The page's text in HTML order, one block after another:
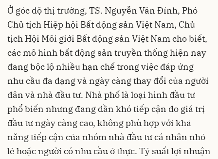
Ở góc độ thị trường, TS. Nguyễn Văn Đính, Phó
Chủ tịch Hiệp hội Bất động sản Việt Nam, Chủ
tịch Hội Môi giới Bất động sản Việt Nam cho biết,
các mô hình bất động sản truyền thống hiện nay
đang bộc lộ nhiều hạn chế trong việc đáp ứng
nhu cầu đa dạng và ngày càng thay đổi của người
dân và nhà đầu tư. Nhà phố là loại hình đầu tư
phổ biến nhưng đang dần khó tiếp cận do giá trị
đầu tư ngày càng cao, không phù hợp với khả
năng tiếp cận của nhóm nhà đầu tư cá nhân nhỏ
lẻ hoặc người có nhu cầu ở thực. Tỷ suất lợi nhuận